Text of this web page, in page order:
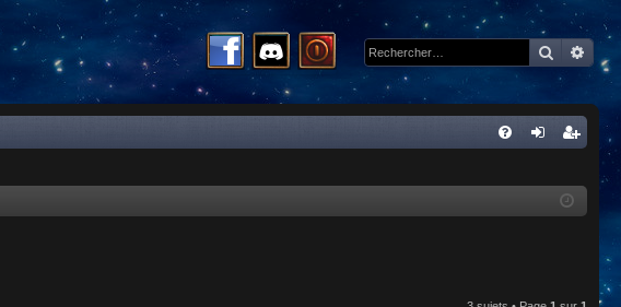
cri